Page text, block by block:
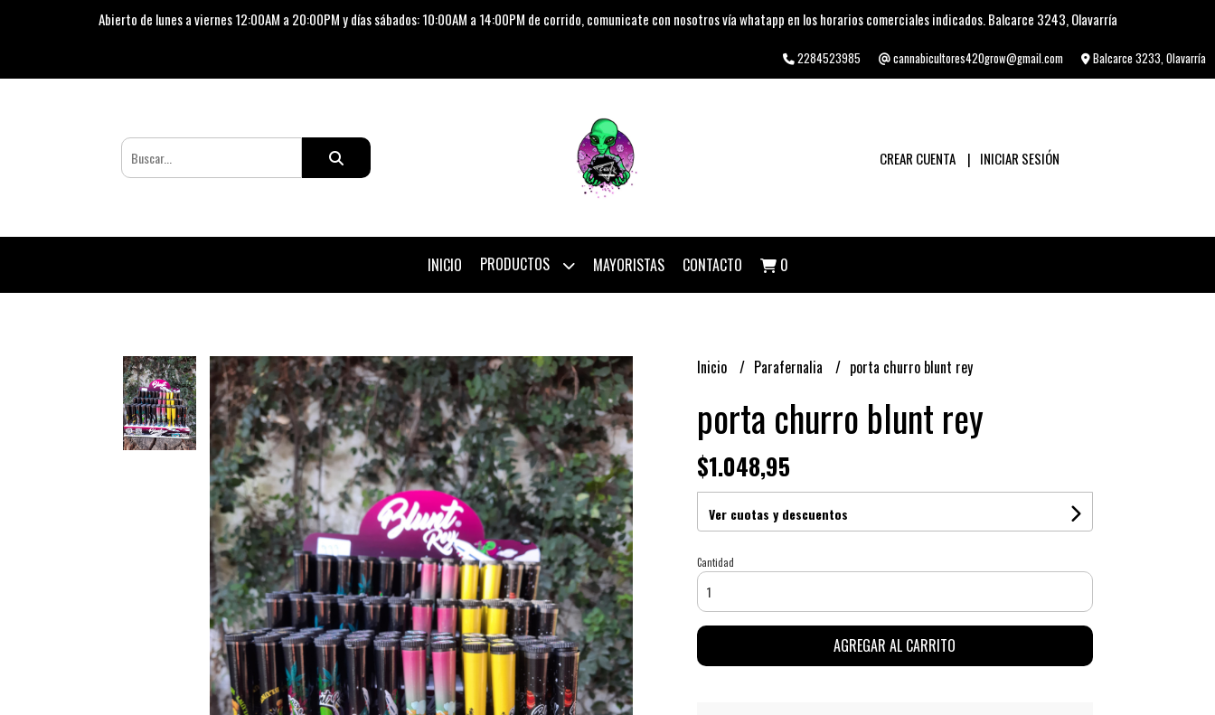
Abierto de lunes a viernes 12:00AM a 20:00PM y días sábados: 10:00AM a 14:00PM de corrido, comunicate con nosotros vía whatapp en los horarios comerciales indicados. Balcarce 3243, Olavarría
2284523985 cannabicultores420grow@gmail.com Balcarce 3233, Olavarría
CREAR CUENTA INICIAR SESIÓN
INICIO PRODUCTOS MAYORISTAS CONTACTO 0
Inicio Parafernalia porta churro blunt rey
porta churro blunt rey
$1.048,95
Ver cuotas y descuentos
Cantidad
AGREGAR AL CARRITO